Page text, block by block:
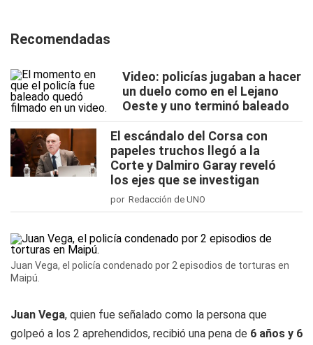
Recomendadas
Video: policías jugaban a hacer
un duelo como en el Lejano
Oeste y uno terminó baleado
El escándalo del Corsa con
papeles truchos llegó a la
Corte y Dalmiro Garay reveló
los ejes que se investigan
por Redacción de UNO
Juan Vega, el policía condenado por 2 episodios de torturas en
Maipú.
Juan Vega, quien fue señalado como la persona que
golpeó a los 2 aprehendidos, recibió una pena de 6 años y 6